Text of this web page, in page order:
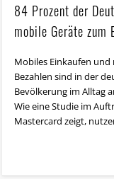
84 Prozent der
mobile Geräte zum
Mobiles Einkaufen und
Bezahlen sind in der
Bevölkerung im Alltag
Wie eine Studie im
Mastercard zeigt,